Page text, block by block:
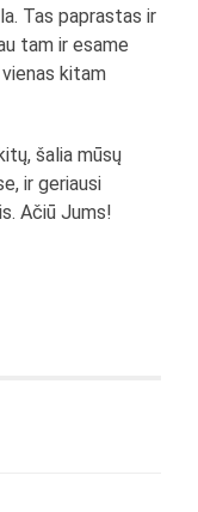
Tas paprastas ir
tam ir esame
kitam
šalia mūsų
ir geriausi
Ačiū Jums!